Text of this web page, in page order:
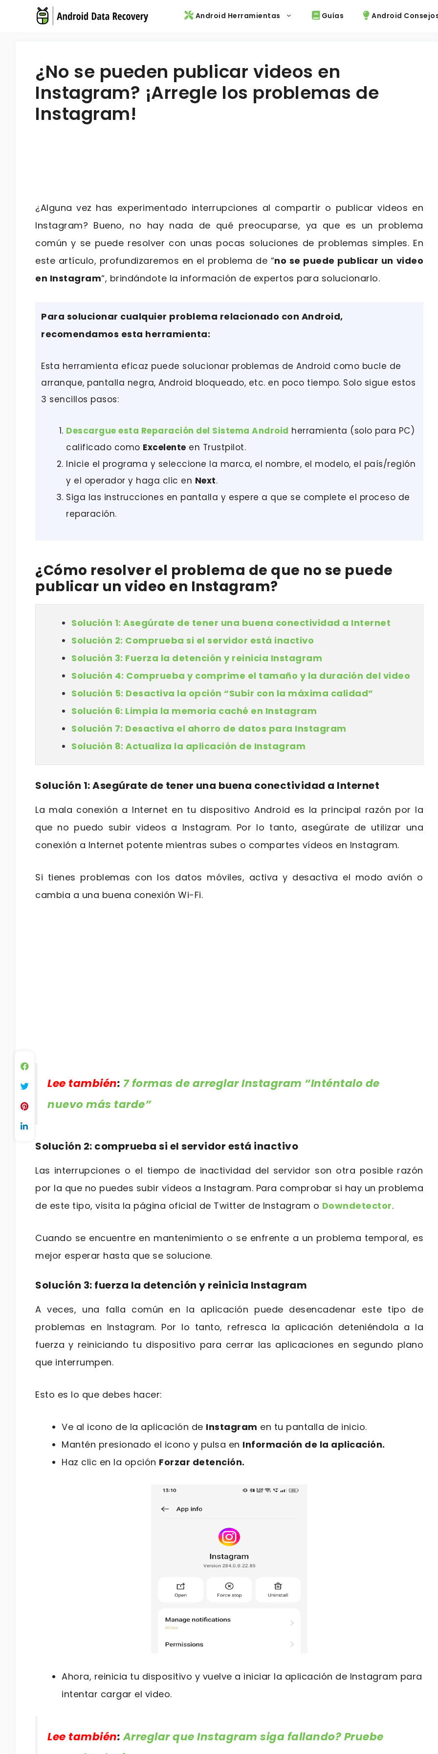
Android Herramientas Guías Android
¿No se pueden publicar videos en
Instagram? ¡Arregle los problemas de
Instagram!
¿Alguna vez has experimentado interrupciones al compartir o publicar videos en
Instagram? Bueno, no hay nada de qué preocuparse, ya que es un problema
común y se puede resolver con unas pocas soluciones de problemas simples. En
este artículo, profundizaremos en el problema de “no se puede publicar un video
en Instagram“, brindándote la información de expertos para solucionarlo.
Para solucionar cualquier problema relacionado con Android,
recomendamos esta herramienta:
Esta herramienta eficaz puede solucionar problemas de Android como bucle de
arranque, pantalla negra, Android bloqueado, etc. en poco tiempo. Solo sigue estos
3 sencillos pasos:
Descargue esta Reparación del Sistema Android herramienta (solo para PC)
calificado como Excelente en Trustpilot.
Inicie el programa y seleccione la marca, el nombre, el modelo, el país/región
y el operador y haga clic en Next.
Siga las instrucciones en pantalla y espere a que se complete el proceso de
reparación.
¿Cómo resolver el problema de que no se puede
publicar un video en Instagram?
Solución 1: Asegúrate de tener una buena conectividad a Internet
Solución 2: Comprueba si el servidor está inactivo
Solución 3: Fuerza la detención y reinicia Instagram
Solución 4: Comprueba y comprime el tamaño y la duración del video
Solución 5: Desactiva la opción “Subir con la máxima calidad”
Solución 6: Limpia la memoria caché en Instagram
Solución 7: Desactiva el ahorro de datos para Instagram
Solución 8: Actualiza la aplicación de Instagram
Solución 1: Asegúrate de tener una buena conectividad a Internet
La mala conexión a Internet en tu dispositivo Android es la principal razón por la
que no puedo subir videos a Instagram. Por lo tanto, asegúrate de utilizar una
conexión a Internet potente mientras subes o compartes vídeos en Instagram.
Si tienes problemas con los datos móviles, activa y desactiva el modo avión o
cambia a una buena conexión Wi-Fi.
Lee también: 7 formas de arreglar Instagram “Inténtalo de
nuevo más tarde”
Solución 2: comprueba si el servidor está inactivo
Las interrupciones o el tiempo de inactividad del servidor son otra posible razón
por la que no puedes subir vídeos a Instagram. Para comprobar si hay un problema
de este tipo, visita la página oficial de Twitter de Instagram o Downdetector.
Cuando se encuentre en mantenimiento o se enfrente a un problema temporal, es
mejor esperar hasta que se solucione.
Solución 3: fuerza la detención y reinicia Instagram
A veces, una falla común en la aplicación puede desencadenar este tipo de
problemas en Instagram. Por lo tanto, refresca la aplicación deteniéndola a la
fuerza y ​​reiniciando tu dispositivo para cerrar las aplicaciones en segundo plano
que interrumpen.
Esto es lo que debes hacer:
Ve al icono de la aplicación de Instagram en tu pantalla de inicio.
Mantén presionado el icono y pulsa en Información de la aplicación.
Haz clic en la opción Forzar detención.
Ahora, reinicia tu dispositivo y vuelve a iniciar la aplicación de Instagram para
intentar cargar el video.
Lee también:Arreglar que Instagram siga fallando? Pruebe